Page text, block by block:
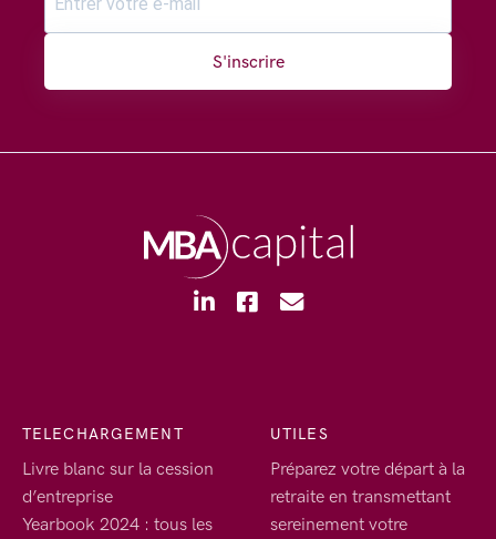
S'inscrire
TELECHARGEMENT
Livre blanc sur la cession
d’entreprise
Yearbook 2024 : tous les
UTILES
Préparez votre départ à la
retraite en transmettant
sereinement votre